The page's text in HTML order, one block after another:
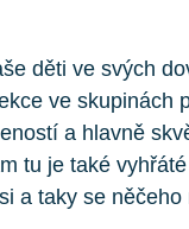
děti ve svých
ve skupinách
a hlavně
tu je také
a taky se